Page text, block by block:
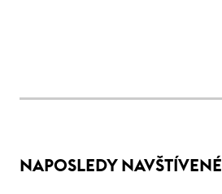
NAPOSLEDY NAVŠTÍVENÉ